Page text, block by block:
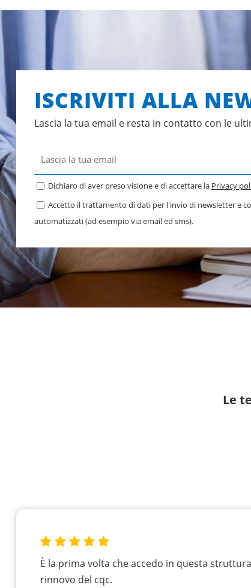
ISCRIVITI ALLA
Lascia la tua email e resta in contatto con le
Dichiaro di aver preso visione e di accettare la Privacy
Accetto il trattamento di dati per l'invio di newsletter e
automatizzati (ad esempio via email ed sms).
Le
È la prima volta che accedo in questa
rinnovo del cqc.